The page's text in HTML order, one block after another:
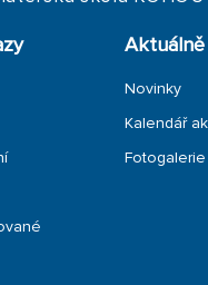
PRVŇÁČKŮ
DEVÁŤÁKŮ
Aktuálně
Novinky
Kalendář
Fotogalerie